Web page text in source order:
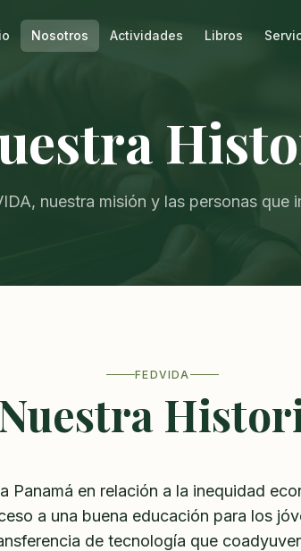
Nosotros Actividades Libros
nuestra misión y las personas que
FEDVIDA
Nuestra
Panamá en relación a la inequidad
a una buena educación para los
de tecnología que